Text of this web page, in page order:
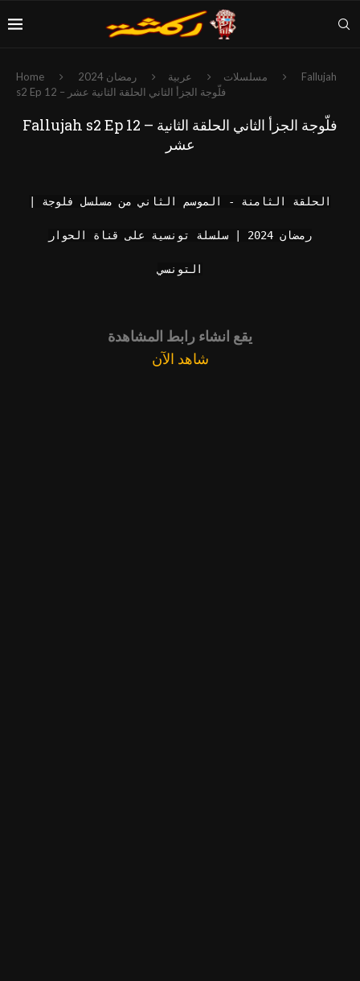
Home مسلسلات عربية رمضان 2024
Fallujah
s2 Ep 12 – فلّوجة الجزأ الثاني الحلقة الثانية عشر
Fallujah s2 Ep 12 – فلّوجة الجزأ الثاني الحلقة الثانية
عشر
الحلقة الثامنة - الموسم الثاني من مسلسل فلوجة |
رمضان 2024 | سلسلة تونسية على قناة الحوار
التونسي
يقع انشاء رابط المشاهدة
شاهد الآن